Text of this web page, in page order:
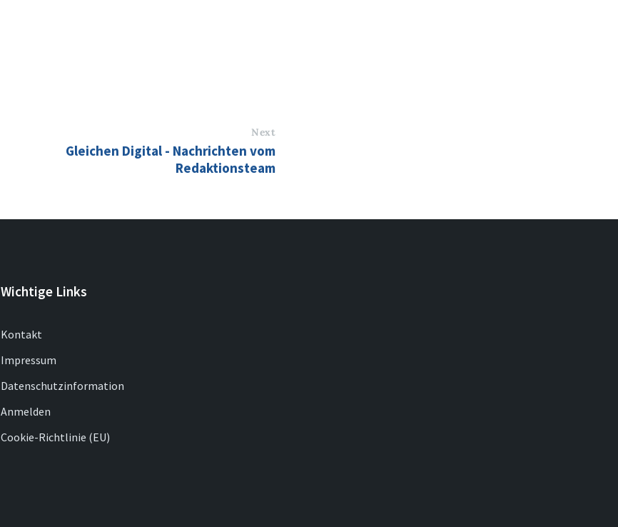
Next
Gleichen Digital - Nachrichten vom
Redaktionsteam
Wichtige Links
Kontakt
Impressum
Datenschutzinformation
Anmelden
Cookie-Richtlinie (EU)